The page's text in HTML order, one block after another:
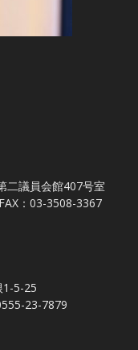
議員会館407号室
：03-3508-3367
1-5-25
23-7879